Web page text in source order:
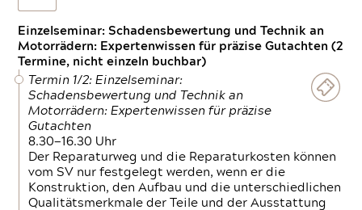
Einzelseminar: Schadensbewertung und Technik an
Motorrädern: Expertenwissen für präzise Gutachten (2
Termine, nicht einzeln buchbar)
Termin 1/2: Einzelseminar:
Schadensbewertung und Technik an
Motorrädern: Expertenwissen für präzise
Gutachten
8.30—16.30 Uhr
Der Reparaturweg und die Reparaturkosten können
vom SV nur festgelegt werden, wenn er die
Konstruktion, den Aufbau und die unterschiedlichen
Qualitätsmerkmale der Teile und der Ausstattung